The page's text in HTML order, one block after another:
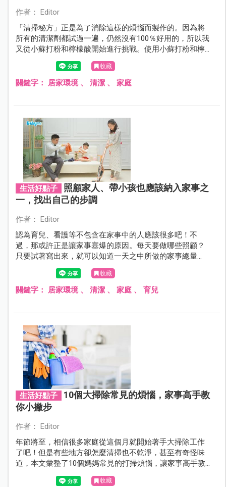
作者： Editor
「清掃秘方」正是為了消除這樣的煩惱而製作的。因為將
所有的清潔劑都試過一遍，仍然沒有100％好用的，所以我
又從小蘇打粉和檸檬酸開始進行挑戰。使用小蘇打粉和檸
檬酸進行打掃既經濟又安全，最適合有小孩和寵物的我家
收藏
關鍵字： 居家環境、 清潔、 家庭
生活好點子
照顧家人、帶小孩也應該納入家事之
一，找出自己的步調
作者： Editor
認為育兒、看護等不包含在家事中的人應該很多吧！不
過，那或許正是讓家事塞爆的原因。每天要做哪些照顧？
只要試著寫出來，就可以知道一天之中所做的家事總量
收藏
關鍵字： 居家環境、 清潔、 家庭、 育兒
生活好點子
10個大掃除常見的煩惱，家事高手教
你小撇步
作者： Editor
年節將至，相信很多家庭從這個月就開始著手大掃除工作
了吧！但是有些地方卻怎麼清掃也不乾淨，甚至有奇怪味
道，本文彙整了10個媽媽常見的打掃煩惱，讓家事高手教
你撇步輕鬆掃！
收藏